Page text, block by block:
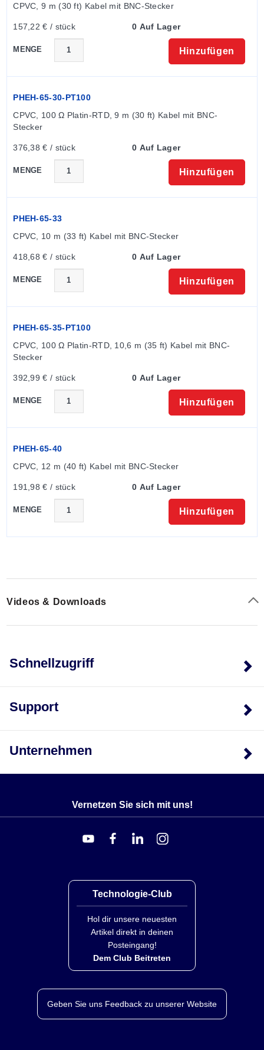
CPVC, 9 m (30 ft) Kabel mit BNC-Stecker
157,22 € / stück 0 Auf Lager
MENGE Hinzufügen
PHEH-65-30-PT100
CPVC, 100 Ω Platin-RTD, 9 m (30 ft) Kabel mit BNC-
Stecker
376,38 € / stück 0 Auf Lager
MENGE Hinzufügen
PHEH-65-33
CPVC, 10 m (33 ft) Kabel mit BNC-Stecker
418,68 € / stück 0 Auf Lager
MENGE Hinzufügen
PHEH-65-35-PT100
CPVC, 100 Ω Platin-RTD, 10,6 m (35 ft) Kabel mit BNC-
Stecker
392,99 € / stück 0 Auf Lager
MENGE Hinzufügen
PHEH-65-40
CPVC, 12 m (40 ft) Kabel mit BNC-Stecker
191,98 € / stück 0 Auf Lager
MENGE Hinzufügen
Videos & Downloads
Schnellzugriff
Support
Unternehmen
Vernetzen Sie sich mit uns!
Technologie-Club
Hol dir unsere neuesten
Artikel direkt in deinen
Posteingang!
Dem Club Beitreten
Geben Sie uns Feedback zu unserer Website